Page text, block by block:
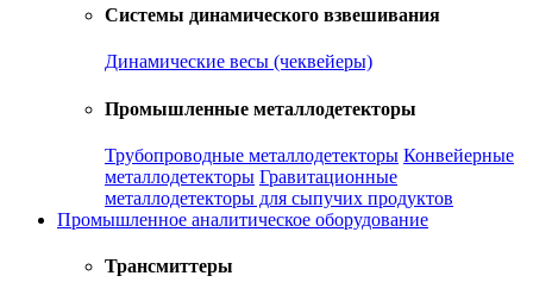
Системы динамического взвешивания
Динамические весы (чеквейеры)
Промышленные металлодетекторы
Трубопроводные металлодетекторы Конвейерные
металлодетекторы Гравитационные
металлодетекторы для сыпучих продуктов
Промышленное аналитическое оборудование
Трансмиттеры